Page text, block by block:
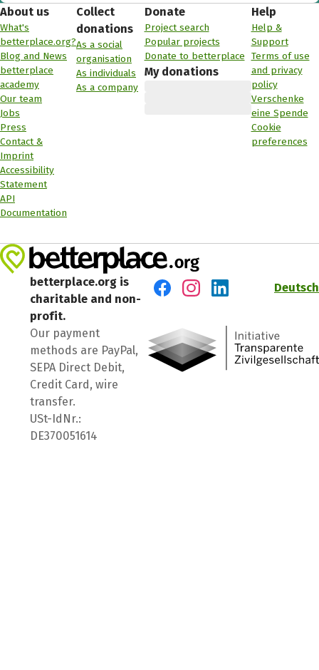
About us
What's
betterplace.org?
Blog and News
betterplace
academy
Our team
Jobs
Press
Contact &
Imprint
Accessibility
Statement
API
Documentation
Collect
donations
As a social
organisation
As individuals
As a company
Donate
Project search
Popular projects
Donate to betterplace
My donations
Help
Help &
Support
Terms of use
and privacy
policy
Verschenke
eine Spende
Cookie
preferences
betterplace.org is
charitable and non-
profit.
Our payment
methods are PayPal,
SEPA Direct Debit,
Credit Card, wire
transfer.
USt-IdNr.:
DE370051614
Deutsch